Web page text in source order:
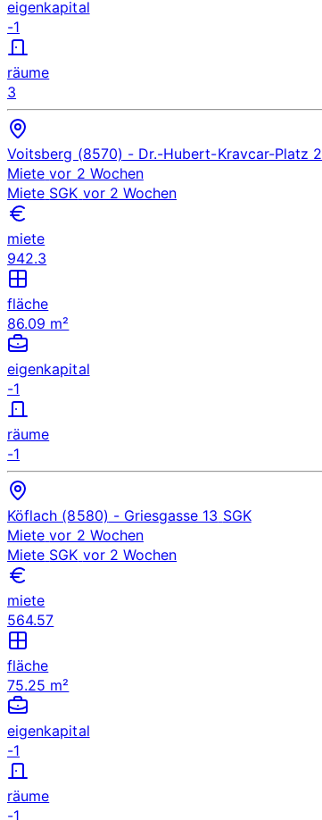
eigenkapital
-1
räume
3
Voitsberg (8570) - Dr.-Hubert-Kravcar-Platz 2
Miete vor 2 Wochen
Miete SGK vor 2 Wochen
miete
942.3
fläche
86.09 m²
eigenkapital
-1
räume
-1
Köflach (8580) - Griesgasse 13 SGK
Miete vor 2 Wochen
Miete SGK vor 2 Wochen
miete
564.57
fläche
75.25 m²
eigenkapital
-1
räume
-1